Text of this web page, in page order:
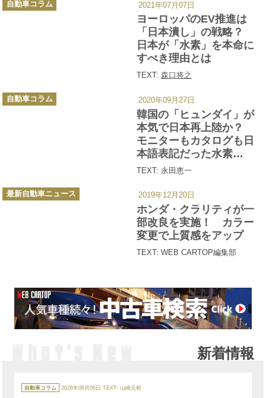
ヨーロッパのEV推進は
「日本潰し」の戦略？
日本が「水素」を本命に
すべき理由とは
TEXT: 森口将之
テ
自動車コラム 2021年07月07日
韓国の「ヒュンダイ」が
本気で日本再上陸か？
モニターもカタログも日
本語表記だった水素
SUV「ネッソ」とは
TEXT: 永田恵一
カ
テ
自動車コラム 2020年09月27日
ホンダ・クラリティが一
部改良を実施！ カラー
変更で上質感をアップ
TEXT: WEB CARTOP編集部
カ
テ
最新自動車ニュース 2019年12月20日
新着情報
テ
ゴ
自動車コラム 2026年08月06日 TEXT: 山崎元裕